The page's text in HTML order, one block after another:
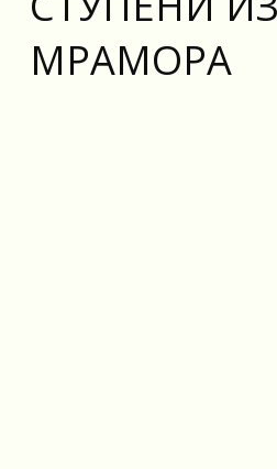
МРАМОРА